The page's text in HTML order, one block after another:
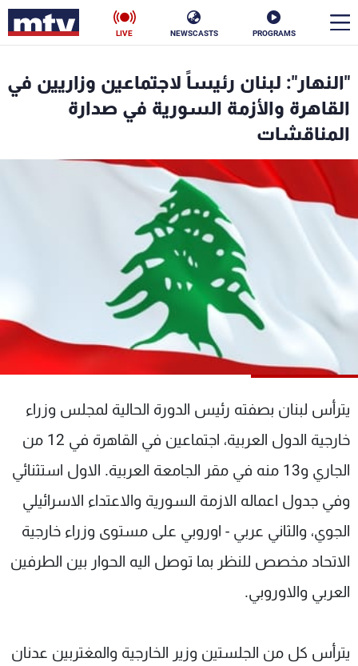
PROGRAMS
NEWSCASTS
LIVE
"النهار": لبنان رئيساً لاجتماعين وزاريين في
القاهرة والأزمة السورية في صدارة
المناقشات
يترأس لبنان بصفته رئيس الدورة الحالية لمجلس وزراء
خارجية الدول العربية، اجتماعين في القاهرة في 12 من
الجاري و13 منه في مقر الجامعة العربية. الاول استثنائي
وفي جدول اعماله الازمة السورية والاعتداء الاسرائيلي
الجوي، والثاني عربي - اوروبي على مستوى وزراء خارجية
الاتحاد مخصص للنظر بما توصل اليه الحوار بين الطرفين
العربي والاوروبي.
يترأس كل من الجلستين وزير الخارجية والمغتربين عدنان
الأخبار
سياسة
إقتصاد
منوعات رياضة
البرامج
جدول البرامج
شاهد البرامج
الترددات
عن MTV
الإنـتـاج
لاعلاناتكم
وظائف
تواصل معنا
شروط الإسـتخدام
سياسة الخصوصية